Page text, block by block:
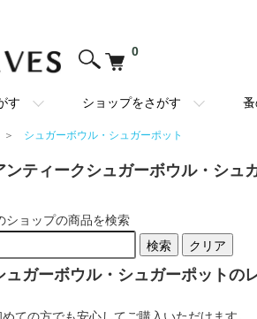
0
す ショップをさがす
＞ シュガーボウル・シュガーポット
ンティークシュガーボウル・シュ
ショップの商品を検索
検索
クリア
ュガーボウル・シュガーポットの